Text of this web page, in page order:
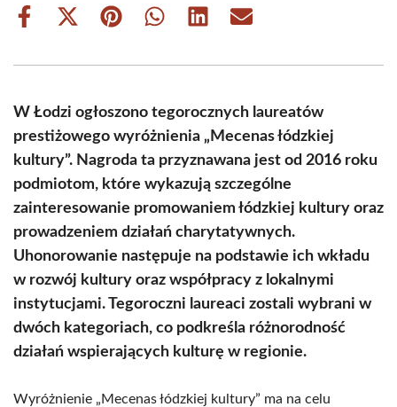
Share
Share
(Twitter)
Share Share Share Share
W Łodzi ogłoszono tegorocznych laureatów
prestiżowego wyróżnienia „Mecenas łódzkiej
kultury”. Nagroda ta przyznawana jest od 2016 roku
podmiotom, które wykazują szczególne
zainteresowanie promowaniem łódzkiej kultury oraz
prowadzeniem działań charytatywnych.
Uhonorowanie następuje na podstawie ich wkładu
w rozwój kultury oraz współpracy z lokalnymi
instytucjami. Tegoroczni laureaci zostali wybrani w
dwóch kategoriach, co podkreśla różnorodność
działań wspierających kulturę w regionie.
Wyróżnienie „Mecenas łódzkiej kultury” ma na celu